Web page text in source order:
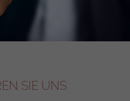
SIE UNS